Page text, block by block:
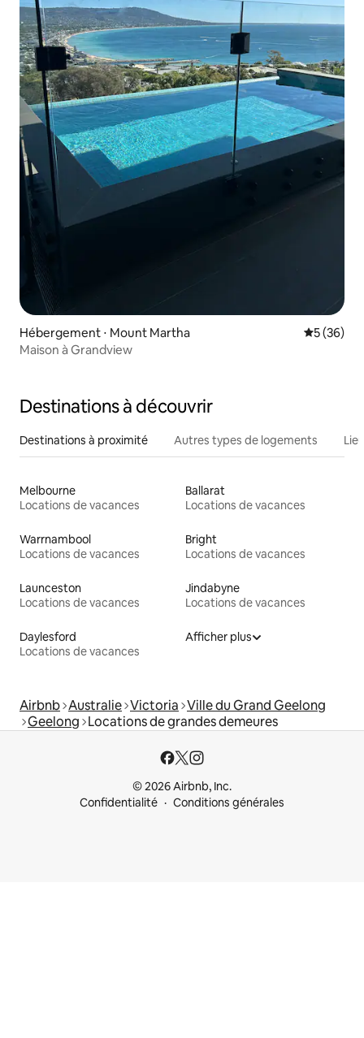
Hébergement ⋅ Mount Martha
5 (36)
Maison à Grandview
Destinations à découvrir
Destinations à proximité Autres types de logements
Melbourne
Locations de vacances
Ballarat
Locations de vacances
Warrnambool
Locations de vacances
Bright
Locations de vacances
Launceston
Locations de vacances
Jindabyne
Locations de vacances
Daylesford
Locations de vacances
Afficher plus
Airbnb Australie Victoria Ville du Grand Geelong
Geelong Locations de grandes demeures
© 2026 Airbnb, Inc.
Confidentialité
Conditions générales